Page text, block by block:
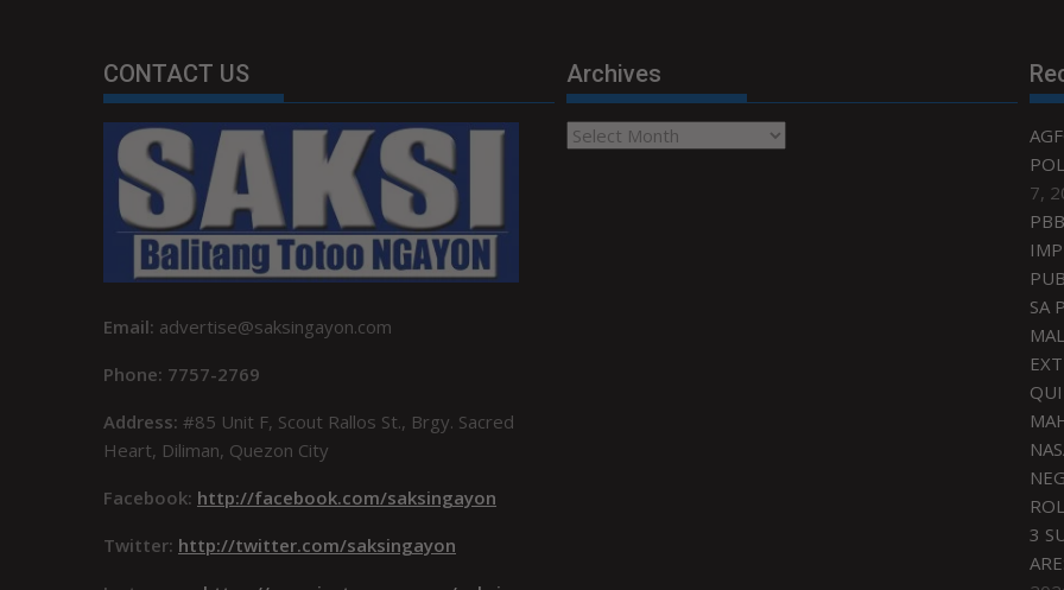
CONTACT US
Email: advertise@saksingayon.com
Phone: 7757-2769
Address: #85 Unit F, Scout Rallos St., Brgy. Sacred
Heart, Diliman, Quezon City
Facebook: http://facebook.com/saksingayon
Twitter: http://twitter.com/saksingayon
Archives
Archives
7,
SA
3